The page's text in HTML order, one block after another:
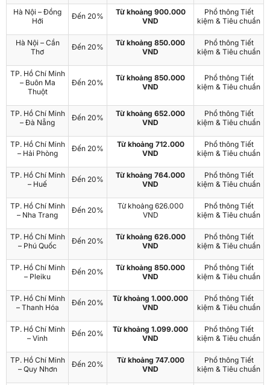
Hà Nội – Đồng
Hới
Đến 20%
Từ khoảng 900.000
VND
Phổ thông Tiết
kiệm & Tiêu chuẩn
Hà Nội – Cần
Thơ
Đến 20%
Từ khoảng 850.000
VND
Phổ thông Tiết
kiệm & Tiêu chuẩn
TP. Hồ Chí Minh
– Buôn Ma
Thuột
Đến 20%
Từ khoảng 850.000
VND
Phổ thông Tiết
kiệm & Tiêu chuẩn
TP. Hồ Chí Minh
– Đà Nẵng
Đến 20%
Từ khoảng 652.000
VND
Phổ thông Tiết
kiệm & Tiêu chuẩn
TP. Hồ Chí Minh
– Hải Phòng
Đến 20%
Từ khoảng 712.000
VND
Phổ thông Tiết
kiệm & Tiêu chuẩn
TP. Hồ Chí Minh
– Huế
Đến 20%
Từ khoảng 764.000
VND
Phổ thông Tiết
kiệm & Tiêu chuẩn
TP. Hồ Chí Minh
– Nha Trang
Đến 20%
Từ khoảng 626.000
VND
Phổ thông Tiết
kiệm & Tiêu chuẩn
TP. Hồ Chí Minh
– Phú Quốc
Đến 20%
Từ khoảng 626.000
VND
Phổ thông Tiết
kiệm & Tiêu chuẩn
TP. Hồ Chí Minh
– Pleiku
Đến 20%
Từ khoảng 850.000
VND
Phổ thông Tiết
kiệm & Tiêu chuẩn
TP. Hồ Chí Minh
– Thanh Hóa
Đến 20%
Từ khoảng 1.000.000
VND
Phổ thông Tiết
kiệm & Tiêu chuẩn
TP. Hồ Chí Minh
– Vinh
Đến 20%
Từ khoảng 1.099.000
VND
Phổ thông Tiết
kiệm & Tiêu chuẩn
TP. Hồ Chí Minh
– Quy Nhơn
Đến 20%
Từ khoảng 747.000
VND
Phổ thông Tiết
kiệm & Tiêu chuẩn